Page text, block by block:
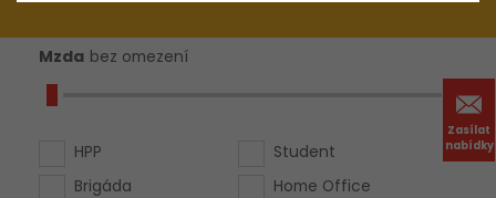
Zasílat
nabídky
Mzda bez omezení
HPP
Brigáda
Student
Home Office